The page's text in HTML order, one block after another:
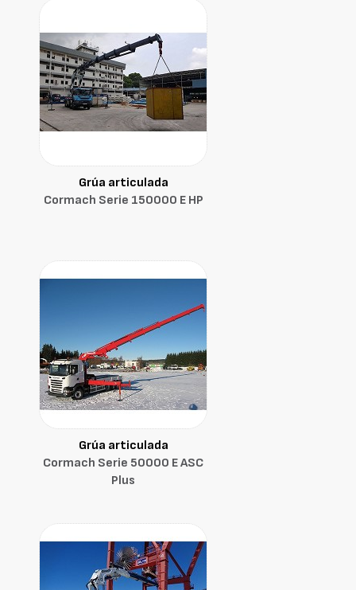
Grúa articulada
Cormach Serie 150000 E HP
Grúa articulada
Cormach Serie 50000 E ASC
Plus